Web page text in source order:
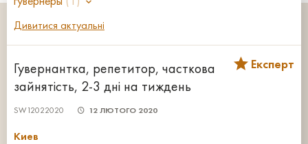
Дивитися актуальні
Експерт
Гувернантка, репетитор, часткова
зайнятість, 2-3 дні на тиждень
SW12022020 12 ЛЮТОГО 2020
Киев